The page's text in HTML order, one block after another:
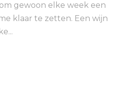
gewoon elke week een
klaar te zetten. Een wijn